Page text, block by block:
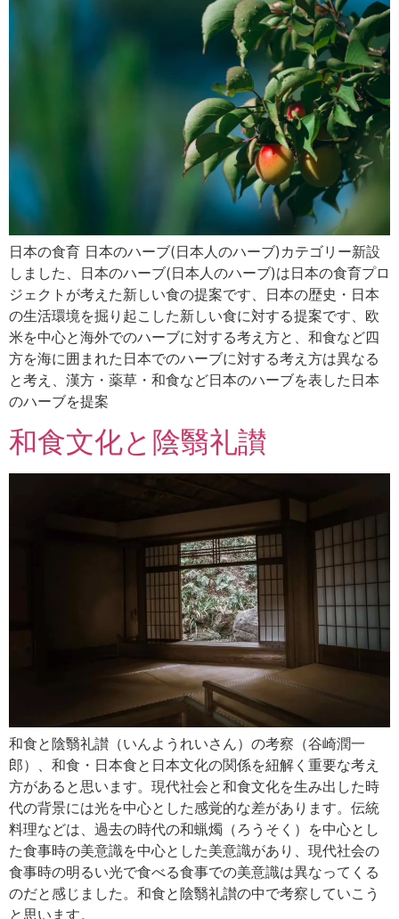
日本の食育 日本のハーブ(日本人のハーブ)カテゴリー新設
しました、日本のハーブ(日本人のハーブ)は日本の食育プロ
ジェクトが考えた新しい食の提案です、日本の歴史・日本
の生活環境を掘り起こした新しい食に対する提案です、欧
米を中心と海外でのハーブに対する考え方と、和食など四
方を海に囲まれた日本でのハーブに対する考え方は異なる
と考え、漢方・薬草・和食など日本のハーブを表した日本
のハーブを提案
和食文化と陰翳礼讃
和食と陰翳礼讃（いんようれいさん）の考察（谷崎潤一
郎）、和食・日本食と日本文化の関係を紐解く重要な考え
方があると思います。現代社会と和食文化を生み出した時
代の背景には光を中心とした感覚的な差があります。伝統
料理などは、過去の時代の和蝋燭（ろうそく）を中心とし
た食事時の美意識を中心とした美意識があり、現代社会の
食事時の明るい光で食べる食事での美意識は異なってくる
のだと感じました。和食と陰翳礼讃の中で考察していこう
と思います。